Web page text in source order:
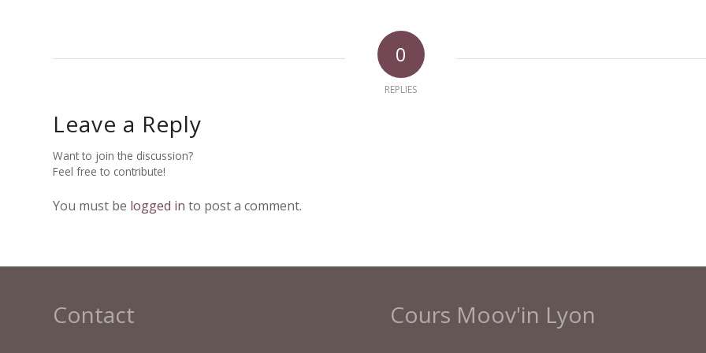
0
REPLIES
Leave a Reply
Want to join the discussion?
Feel free to contribute!
You must be logged in to post a comment.
Contact
Cours Moov'in Lyon